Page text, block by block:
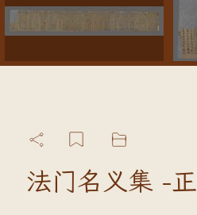
法门名义集 -正